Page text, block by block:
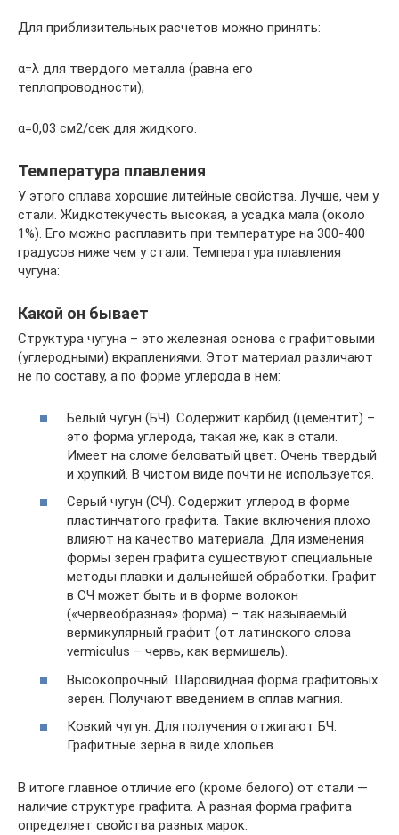
Для приблизительных расчетов можно принять:
α=λ для твердого металла (равна его
теплопроводности);
α=0,03 см2/сек для жидкого.
Температура плавления
У этого сплава хорошие литейные свойства. Лучше, чем у
стали. Жидкотекучесть высокая, а усадка мала (около
1%). Его можно расплавить при температуре на 300-400
градусов ниже чем у стали. Температура плавления
чугуна:
Какой он бывает
Структура чугуна – это железная основа с графитовыми
(углеродными) вкраплениями. Этот материал различают
не по составу, а по форме углерода в нем:
Белый чугун (БЧ). Содержит карбид (цементит) –
это форма углерода, такая же, как в стали.
Имеет на сломе беловатый цвет. Очень твердый
и хрупкий. В чистом виде почти не используется.
Серый чугун (СЧ). Содержит углерод в форме
пластинчатого графита. Такие включения плохо
влияют на качество материала. Для изменения
формы зерен графита существуют специальные
методы плавки и дальнейшей обработки. Графит
в СЧ может быть и в форме волокон
(«червеобразная» форма) – так называемый
вермикулярный графит (от латинского слова
vermiculus – червь, как вермишель).
Высокопрочный. Шаровидная форма графитовых
зерен. Получают введением в сплав магния.
Ковкий чугун. Для получения отжигают БЧ.
Графитные зерна в виде хлопьев.
В итоге главное отличие его (кроме белого) от стали —
наличие структуре графита. А разная форма графита
определяет свойства разных марок.